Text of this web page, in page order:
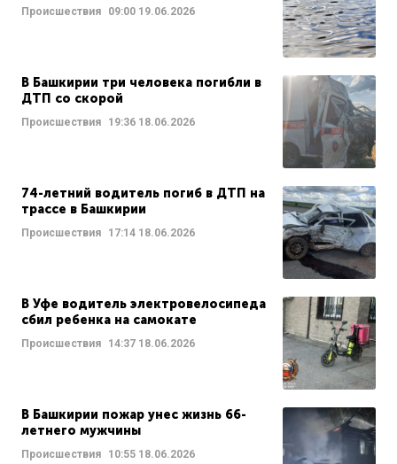
Происшествия 09:00 19.06.2026
В Башкирии три человека погибли в
ДТП со скорой
Происшествия 19:36 18.06.2026
74-летний водитель погиб в ДТП на
трассе в Башкирии
Происшествия 17:14 18.06.2026
В Уфе водитель электровелосипеда
сбил ребенка на самокате
Происшествия 14:37 18.06.2026
В Башкирии пожар унес жизнь 66-
летнего мужчины
Происшествия 10:55 18.06.2026